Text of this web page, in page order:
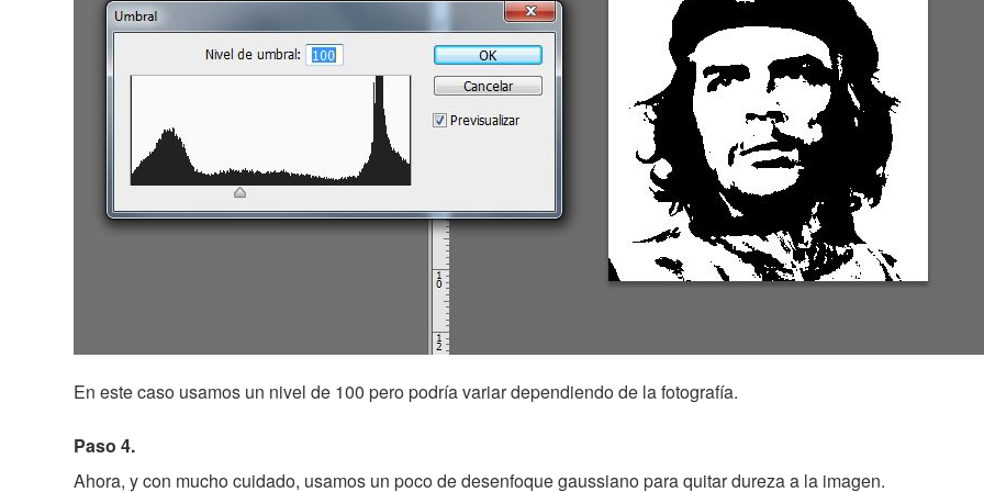
En este caso usamos un nivel de 100 pero podría variar dependiendo de la fotografía.
Paso 4.
Ahora, y con mucho cuidado, usamos un poco de desenfoque gaussiano para quitar dureza a la imagen.